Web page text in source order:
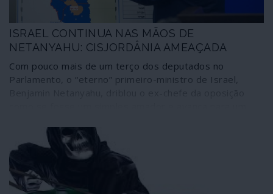
ISRAEL CONTINUA NAS MÃOS DE
NETANYAHU: CISJORDÂNIA AMEAÇADA
Com pouco mais de um terço dos deputados no
Parlamento, o “eterno” primeiro-ministro de Israel,
designar os juízes que o deveriam julgar por corrupção.
E, sobretudo, garantiu condições para iniciar a anexação
da Cisjordânia, o maior assalto dos últimos tempos
contra os palestinianos e o direito internacional, com as
costas protegidas por Donald Trump